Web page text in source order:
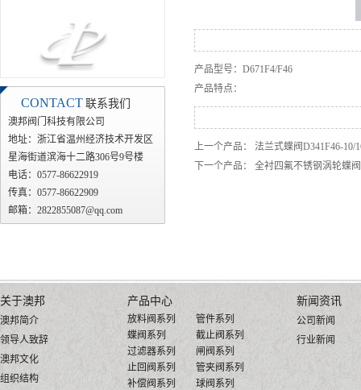
CONTACT 联系我们
澳邦阀门科技有限公司
地址：浙江省温州经济技术开发区
星海街道滨海十二路306号9号楼
电话：0577-86622919
传真：0577-86622909
邮箱：2822855087@qq.com
产品型号：D671F4/F46
产品特点：
上一个产品： 法兰式蝶阀D341F46-10/
下一个产品： 全衬四氟不锈钢涡轮蝶
关于澳邦
澳邦简介
领导人致辞
澳邦文化
组织结构
产品中心
放料阀系列
蝶阀系列
过滤器系列
止回阀系列
补偿阀系列
管件系列
截止阀系列
闸阀系列
管夹阀系列
球阀系列
新闻资讯
公司新闻
行业新闻